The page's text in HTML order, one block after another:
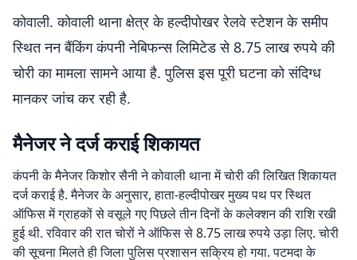
कोवाली. कोवाली थाना क्षेत्र के हल्दीपोखर रेलवे स्टेशन के समीप
स्थित नन बैंकिंग कंपनी नेबिफन्स लिमिटेड से 8.75 लाख रुपये की
चोरी का मामला सामने आया है. पुलिस इस पूरी घटना को संदिग्ध
मानकर जांच कर रही है.
मैनेजर ने दर्ज कराई शिकायत
कंपनी के मैनेजर किशोर सैनी ने कोवाली थाना में चोरी की लिखित शिकायत
दर्ज कराई है. मैनेजर के अनुसार, हाता-हल्दीपोखर मुख्य पथ पर स्थित
ऑफिस में ग्राहकों से वसूले गए पिछले तीन दिनों के कलेक्शन की राशि रखी
हुई थी. रविवार की रात चोरों ने ऑफिस से 8.75 लाख रुपये उड़ा लिए. चोरी
की सूचना मिलते ही जिला पुलिस प्रशासन सक्रिय हो गया. पटमदा के